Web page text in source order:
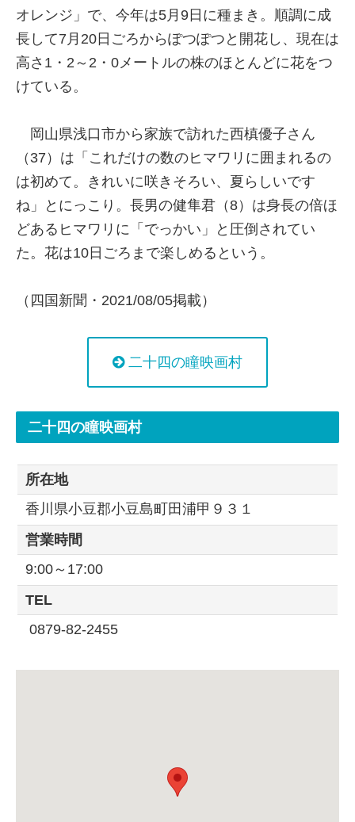
オレンジ」で、今年は5月9日に種まき。順調に成
長して7月20日ごろからぽつぽつと開花し、現在は
高さ1・2～2・0メートルの株のほとんどに花をつ
けている。
岡山県浅口市から家族で訪れた西槙優子さん
（37）は「これだけの数のヒマワリに囲まれるの
は初めて。きれいに咲きそろい、夏らしいです
ね」とにっこり。長男の健隼君（8）は身長の倍ほ
どあるヒマワリに「でっかい」と圧倒されてい
た。花は10日ごろまで楽しめるという。
（四国新聞・2021/08/05掲載）
二十四の瞳映画村
二十四の瞳映画村
所在地
香川県小豆郡小豆島町田浦甲９３１
営業時間
9:00～17:00
TEL
0879-82-2455